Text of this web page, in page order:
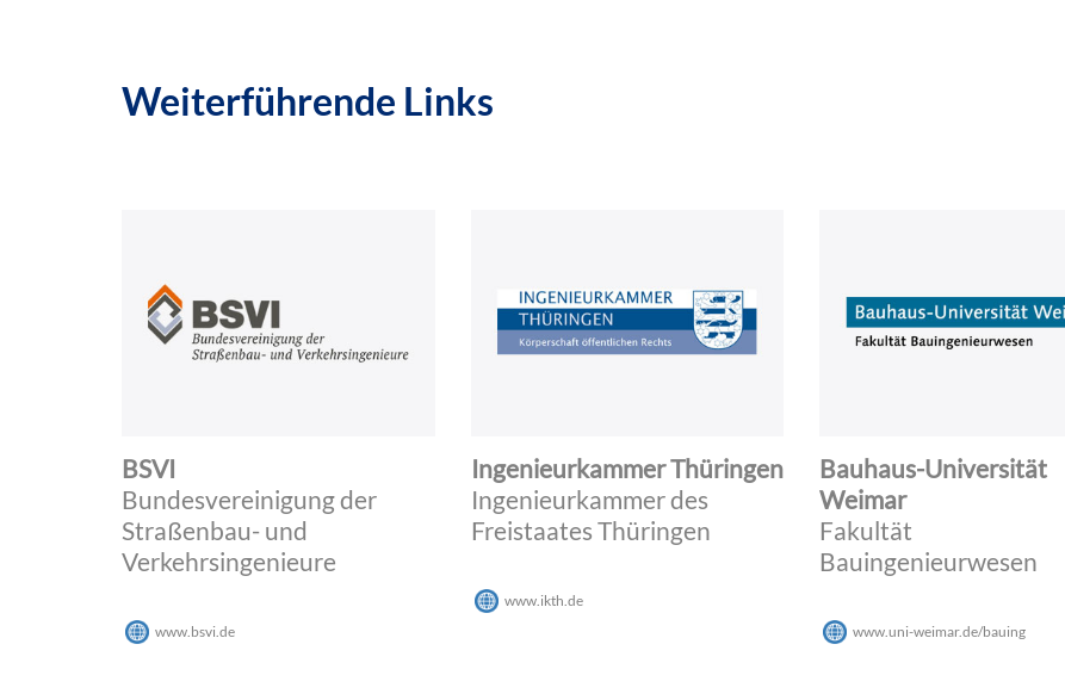
Weiterführende Links
BSVI
Bundesvereinigung der
Straßenbau- und
Verkehrsingenieure
www.bsvi.de
Ingenieurkammer Thüringen
Ingenieurkammer des
Freistaates Thüringen
www.ikth.de
Bauhaus-Universität
Weimar
Fakultät
Bauingenieurwesen
www.uni-weimar.de/bauing